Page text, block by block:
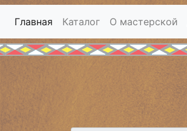
Главная Каталог О мастерской